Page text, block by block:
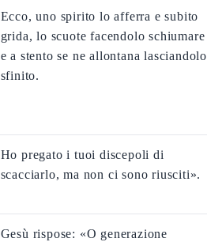
Ecco, uno spirito lo afferra e subito
grida, lo scuote facendolo schiumare
e a stento se ne allontana lasciandolo
sfinito.
Ho pregato i tuoi discepoli di
scacciarlo, ma non ci sono riusciti».
Gesù rispose: «O generazione